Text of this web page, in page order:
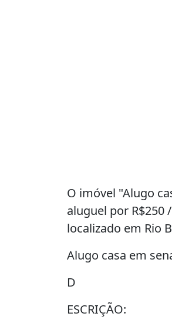
O imóvel "Alugo
aluguel por R$250
localizado em Rio
Alugo casa em
D
ESCRIÇÃO: